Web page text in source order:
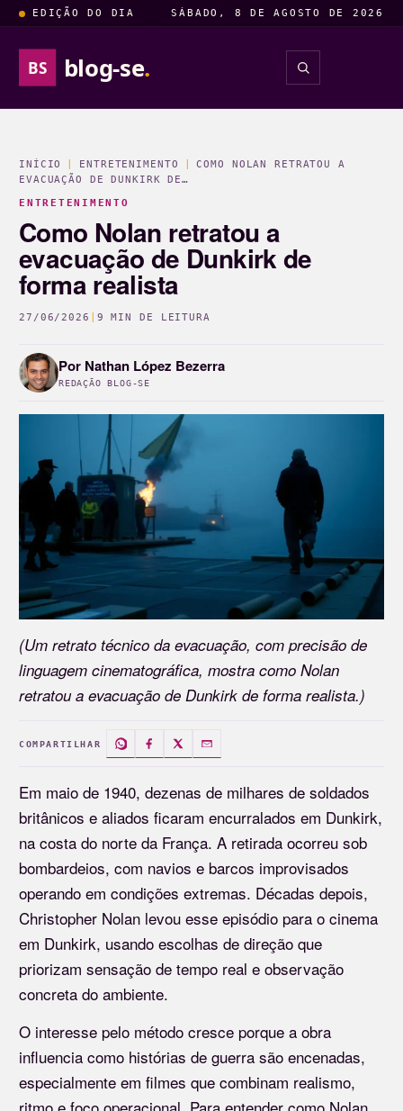
EDIÇÃO DO DIA SÁBADO, 8 DE AGOSTO DE 2026
BS blog-se.
INSIGHTS
INÍCIO ENTRETENIMENTO
COMO NOLAN RETRATOU A
EVACUAÇÃO DE DUNKIRK DE…
ENTRETENIMENTO
Como Nolan retratou a
evacuação de Dunkirk de
forma realista
27/06/2026 9 MIN DE LEITURA
Por Nathan López Bezerra
REDAÇÃO BLOG-SE
(Um retrato técnico da evacuação, com precisão de
linguagem cinematográfica, mostra como Nolan
retratou a evacuação de Dunkirk de forma realista.)
COMPARTILHAR
Em maio de 1940, dezenas de milhares de soldados
britânicos e aliados ficaram encurralados em Dunkirk,
na costa do norte da França. A retirada ocorreu sob
bombardeios, com navios e barcos improvisados
operando em condições extremas. Décadas depois,
Christopher Nolan levou esse episódio para o cinema
em Dunkirk, usando escolhas de direção que
priorizam sensação de tempo real e observação
concreta do ambiente.
O interesse pelo método cresce porque a obra
influencia como histórias de guerra são encenadas,
especialmente em filmes que combinam realismo,